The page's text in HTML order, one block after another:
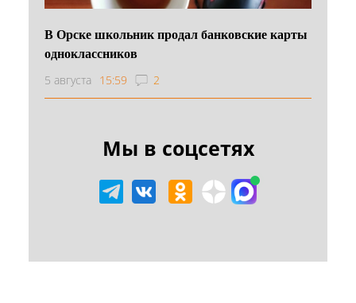
В Орске школьник продал банковские карты
одноклассников
5 августа 15:59 2
Мы в соцсетях